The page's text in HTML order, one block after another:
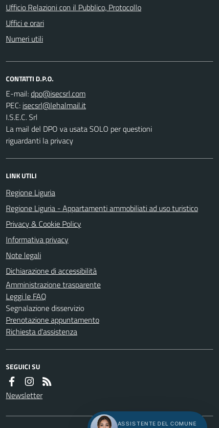
Ufficio Relazioni con il Pubblico, Protocollo
Uffici e orari
Numeri utili
CONTATTI D.P.O.
E-mail:
PEC:
I.S.E.C. Srl
La mail del DPO va usata SOLO per questioni
riguardanti la privacy
LINK UTILI
Regione Liguria
Regione Liguria - Appartamenti ammobiliati ad uso turistico
Privacy & Cookie Policy
Informativa privacy
Note legali
Dichiarazione di accessibilità
Amministrazione trasparente
Leggi le FAQ
Segnalazione disservizio
Prenotazione appuntamento
Richiesta d'assistenza
SEGUICI SU
Newsletter
ASSISTENTE DEL COMUNE